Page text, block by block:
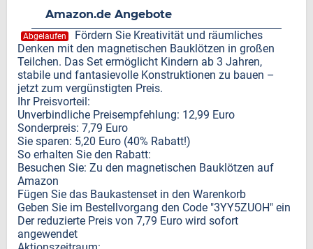
Amazon.de Angebote
Abgelaufen
Fördern Sie Kreativität und räumliches
Denken mit den magnetischen Bauklötzen in großen
Teilchen. Das Set ermöglicht Kindern ab 3 Jahren,
stabile und fantasievolle Konstruktionen zu bauen –
jetzt zum vergünstigten Preis.
Ihr Preisvorteil:
Unverbindliche Preisempfehlung: 12,99 Euro
Sonderpreis: 7,79 Euro
Sie sparen: 5,20 Euro (40% Rabatt!)
So erhalten Sie den Rabatt:
Besuchen Sie: Zu den magnetischen Bauklötzen auf
Amazon
Fügen Sie das Baukastenset in den Warenkorb
Geben Sie im Bestellvorgang den Code "3YY5ZUOH" ein
Der reduzierte Preis von 7,79 Euro wird sofort
angewendet